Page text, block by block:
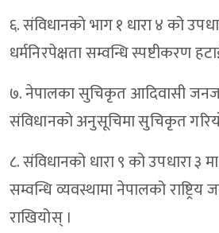
६. संविधानको भाग १ धारा ४ को
धर्मनिरपेक्षता सम्वन्धि स्पष्टीकरण
७. नेपालका सुचिकृत आदिवासी
संविधानको अनुसूचिमा सुचिकृत
८. संविधानको धारा ९ को उपधारा ३
सम्वन्धि व्यवस्थामा नेपालको
राखियोस् ।